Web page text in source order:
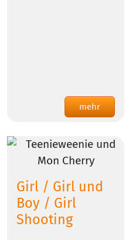
mehr
Girl / Girl und
Boy / Girl
Shooting